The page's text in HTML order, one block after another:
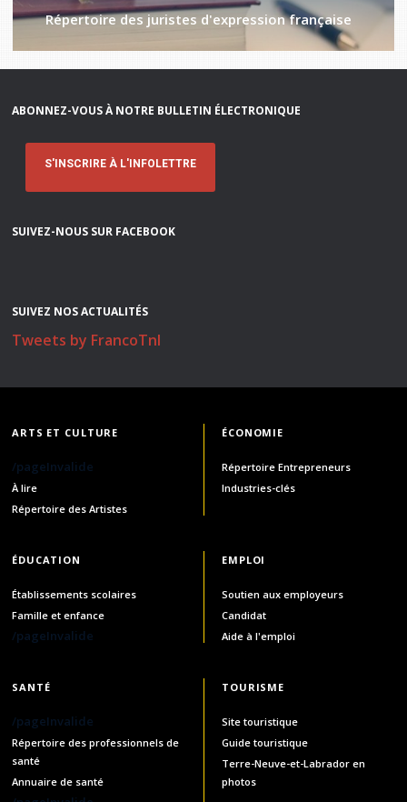
Répertoire des juristes d'expression française
ABONNEZ-VOUS À NOTRE BULLETIN ÉLECTRONIQUE
S'INSCRIRE À L'INFOLETTRE
SUIVEZ-NOUS SUR FACEBOOK
SUIVEZ NOS ACTUALITÉS
Tweets by FrancoTnl
ARTS ET CULTURE
/pageInvalide
À lire
Répertoire des Artistes
ÉCONOMIE
Répertoire Entrepreneurs
Industries-clés
ÉDUCATION
Établissements scolaires
Famille et enfance
/pageInvalide
EMPLOI
Soutien aux employeurs
Candidat
Aide à l'emploi
SANTÉ
/pageInvalide
Répertoire des professionnels de
santé
Annuaire de santé
TOURISME
Site touristique
Guide touristique
Terre-Neuve-et-Labrador en
photos